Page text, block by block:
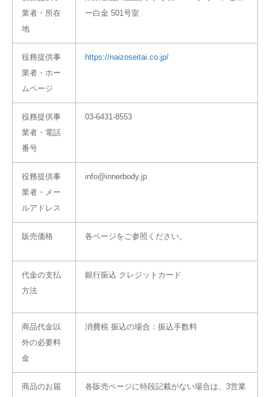
業者・所在
地
ー白金 501号室
役務提供事
業者・ホー
ムページ
https://naizoseitai.co.jp/
役務提供事
業者・電話
番号
03-6431-8553
役務提供事
業者・メー
ルアドレス
info@innerbody.jp
販売価格 各ページをご参照ください。
代金の支払
方法
銀行振込 クレジットカード
商品代金以
外の必要料
金
消費税 振込の場合：振込手数料
商品のお届
各販売ページに特段記載がない場合は、3営業